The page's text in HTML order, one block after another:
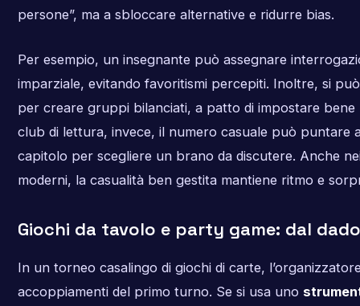
persone”, ma a sbloccare alternative e ridurre bias.
Per esempio, un insegnante può assegnare
imparziale, evitando favoritismi percepiti. Inoltre, si
per creare gruppi bilanciati, a patto di impostare bene
club di lettura, invece, il numero casuale può puntare
capitolo per scegliere un brano da discutere. Anche
moderni, la casualità ben gestita mantiene ritmo e
Giochi da tavolo e party game: dal
In un torneo casalingo di giochi di carte,
accoppiamenti del primo turno. Se si usa uno